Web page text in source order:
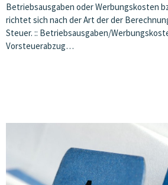
Betriebsausgaben oder Werbungskosten
richtet sich nach der Art der der
Steuer. :: Betriebsausgaben/
Vorsteuerabzug…